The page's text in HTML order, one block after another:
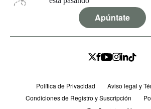
Apúntate
Política de Privacidad
Aviso legal y
Condiciones de Registro y Suscripción